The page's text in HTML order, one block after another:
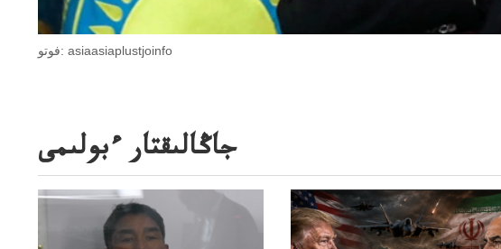
فوتو: asiaasiaplustjoinfo
جاڭالىقتار ءبولىمى